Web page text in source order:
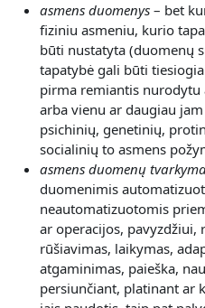
asmens duomenys – bet
fiziniu asmeniu, kurio
būti nustatyta (duomenų
tapatybė gali būti
pirma remiantis nurodytu
arba vienu ar daugiau
psichinių, genetinių,
socialinių to asmens
asmens duomenų
duomenimis
neautomatizuotomis
ar operacijos, pavyzdžiui,
rūšiavimas, laikymas,
atgaminimas, paieška,
persiunčiant, platinant ar